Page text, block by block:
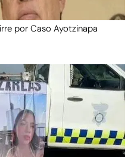
por Caso Ayotzinapa